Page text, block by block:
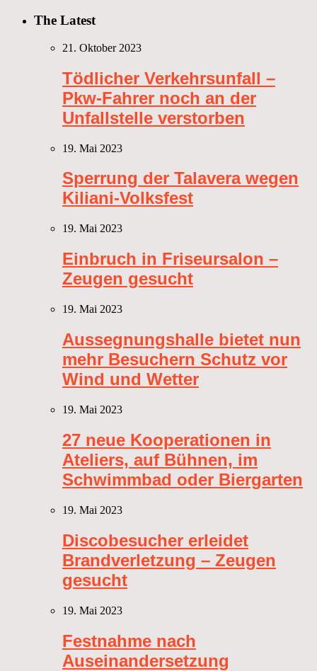
The Latest
21. Oktober 2023
Tödlicher Verkehrsunfall –
Pkw-Fahrer noch an der
Unfallstelle verstorben
19. Mai 2023
Sperrung der Talavera wegen
Kiliani-Volksfest
19. Mai 2023
Einbruch in Friseursalon –
Zeugen gesucht
19. Mai 2023
Aussegnungshalle bietet nun
mehr Besuchern Schutz vor
Wind und Wetter
19. Mai 2023
27 neue Kooperationen in
Ateliers, auf Bühnen, im
Schwimmbad oder Biergarten
19. Mai 2023
Discobesucher erleidet
Brandverletzung – Zeugen
gesucht
19. Mai 2023
Festnahme nach
Auseinandersetzung